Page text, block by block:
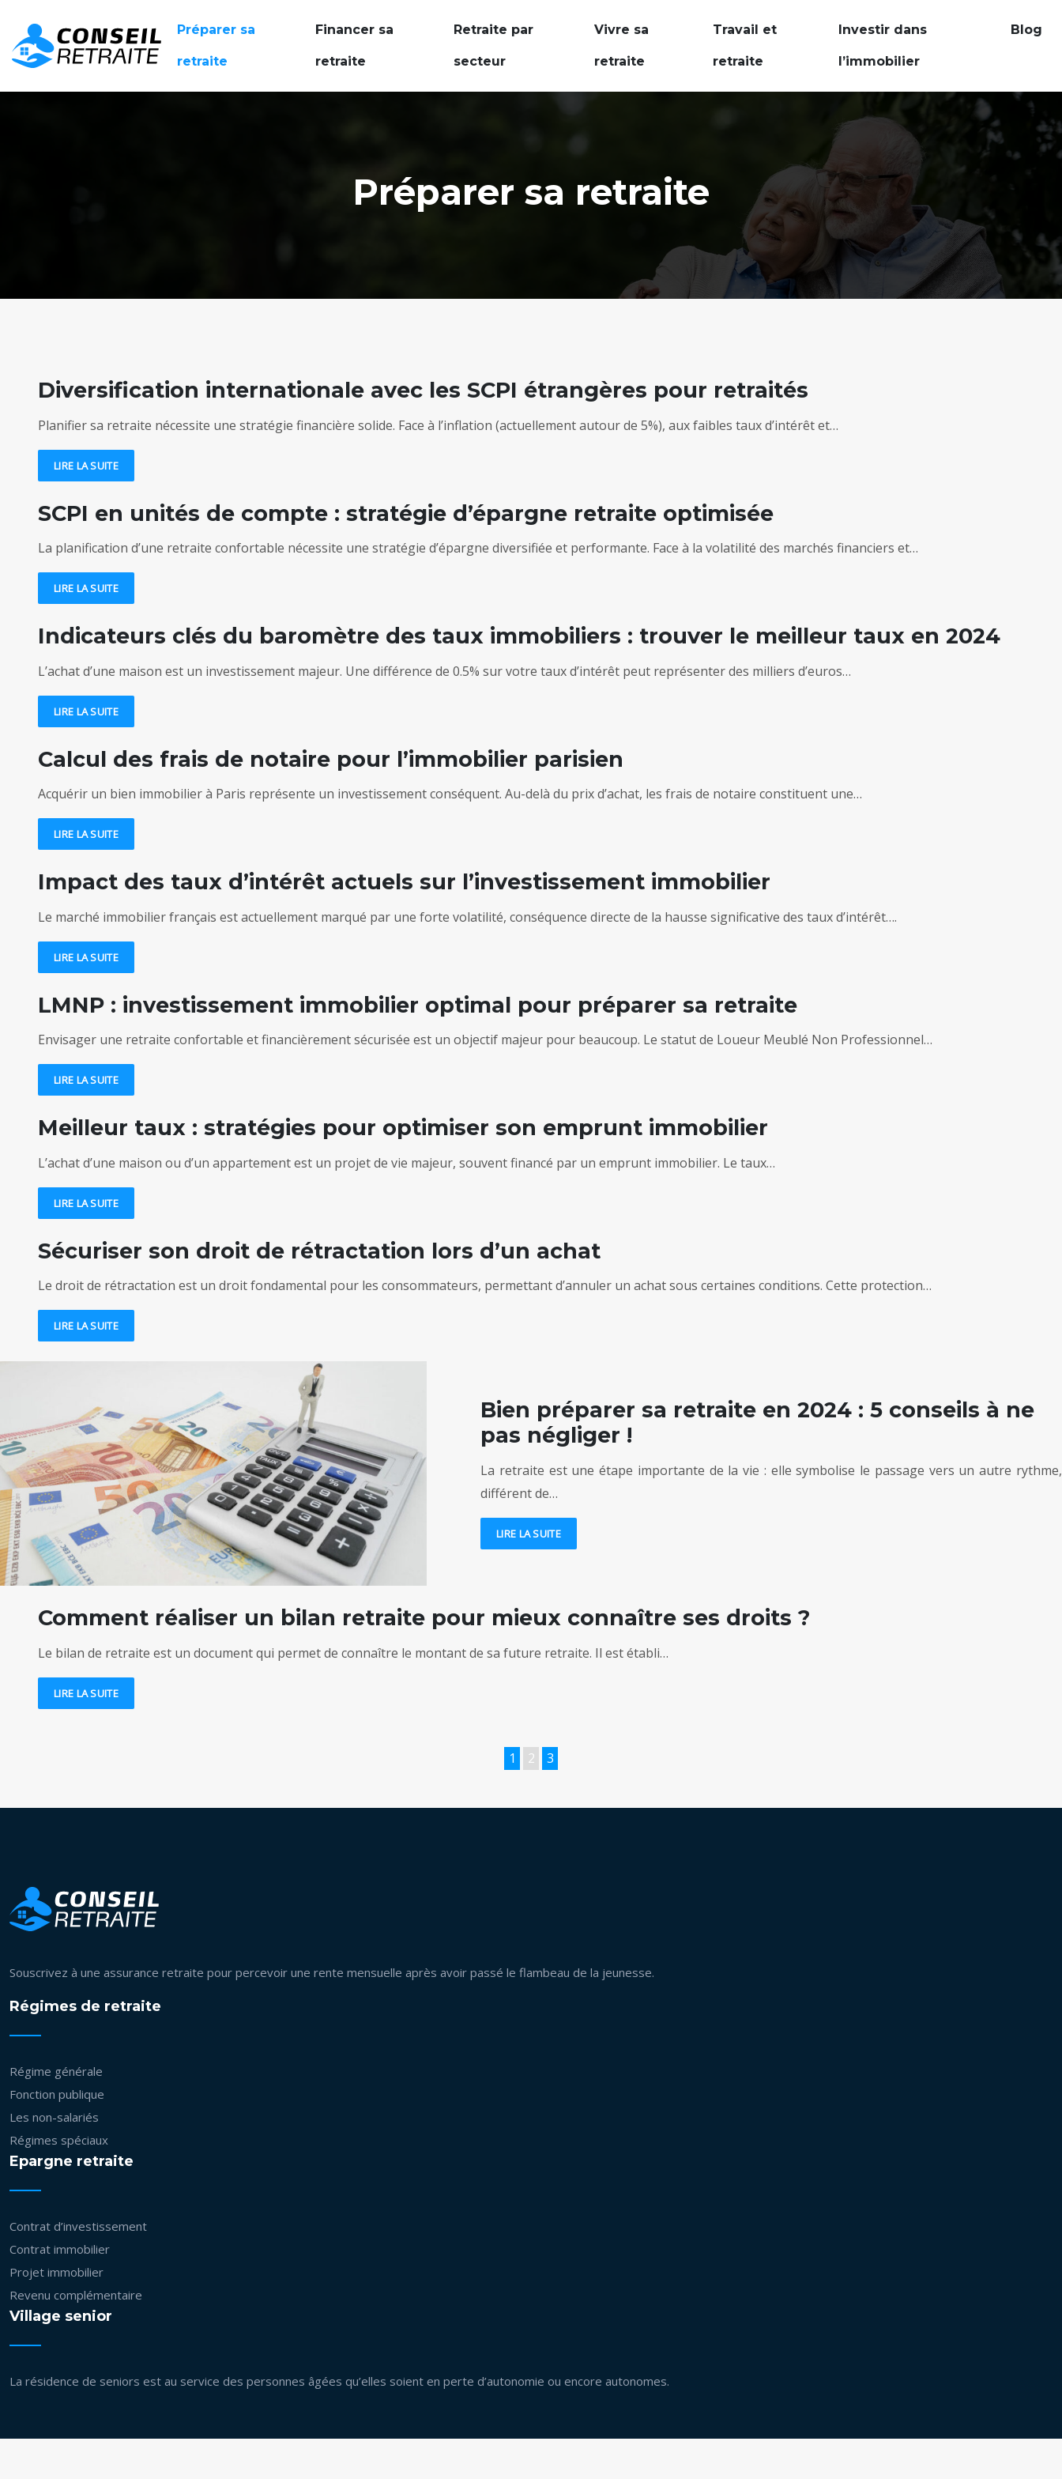
Préparer sa
retraite
Financer sa
retraite
Retraite par
secteur
Vivre sa
retraite
Travail et
retraite
Investir dans
l’immobilier
Blog
Préparer sa retraite
Diversification internationale avec les SCPI étrangères pour retraités
Planifier sa retraite nécessite une stratégie financière solide. Face à l’inflation (actuellement autour de 5%), aux faibles taux d’intérêt et…
LIRE LA SUITE
SCPI en unités de compte : stratégie d’épargne retraite optimisée
La planification d’une retraite confortable nécessite une stratégie d’épargne diversifiée et performante. Face à la volatilité des marchés financiers et…
LIRE LA SUITE
Indicateurs clés du baromètre des taux immobiliers : trouver le meilleur taux en 2024
L’achat d’une maison est un investissement majeur. Une différence de 0.5% sur votre taux d’intérêt peut représenter des milliers d’euros…
LIRE LA SUITE
Calcul des frais de notaire pour l’immobilier parisien
Acquérir un bien immobilier à Paris représente un investissement conséquent. Au-delà du prix d’achat, les frais de notaire constituent une…
LIRE LA SUITE
Impact des taux d’intérêt actuels sur l’investissement immobilier
Le marché immobilier français est actuellement marqué par une forte volatilité, conséquence directe de la hausse significative des taux d’intérêt….
LIRE LA SUITE
LMNP : investissement immobilier optimal pour préparer sa retraite
Envisager une retraite confortable et financièrement sécurisée est un objectif majeur pour beaucoup. Le statut de Loueur Meublé Non Professionnel…
LIRE LA SUITE
Meilleur taux : stratégies pour optimiser son emprunt immobilier
L’achat d’une maison ou d’un appartement est un projet de vie majeur, souvent financé par un emprunt immobilier. Le taux…
LIRE LA SUITE
Sécuriser son droit de rétractation lors d’un achat
Le droit de rétractation est un droit fondamental pour les consommateurs, permettant d’annuler un achat sous certaines conditions. Cette protection…
LIRE LA SUITE
Bien préparer sa retraite en 2024 : 5 conseils à ne
pas négliger !
La retraite est une étape importante de la vie : elle symbolise le passage vers un autre rythme,
différent de…
LIRE LA SUITE
Comment réaliser un bilan retraite pour mieux connaître ses droits ?
Le bilan de retraite est un document qui permet de connaître le montant de sa future retraite. Il est établi…
LIRE LA SUITE
1 2 3
Souscrivez à une assurance retraite pour percevoir une rente mensuelle après avoir passé le flambeau de la jeunesse.
Régimes de retraite
Régime générale
Fonction publique
Les non-salariés
Régimes spéciaux
Epargne retraite
Contrat d’investissement
Contrat immobilier
Projet immobilier
Revenu complémentaire
Village senior
La résidence de seniors est au service des personnes âgées qu’elles soient en perte d’autonomie ou encore autonomes.